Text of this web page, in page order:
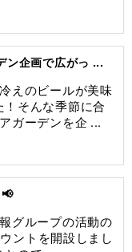
ン企画で広がっ ...
えのビールが美味
そんな季節に合
ガーデンを企 ...
グループの活動の
ントを開設しまし